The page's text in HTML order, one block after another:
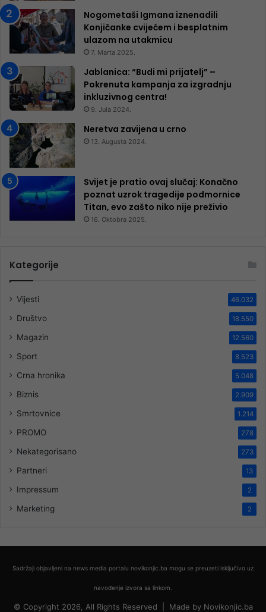
Nogometaši Igmana iznenadili
Konjičanke cvijećem i besplatnim
ulazom na utakmicu
7. Marta 2025.
Jablanica: “Budi mi prijatelj” –
Pokrenuta kampanja za izgradnju
inkluzivnog centra!
9. Jula 2024.
Neretva zavijena u crno
13. Augusta 2024.
Svijet je pratio ovaj slučaj: Konačno
poznat uzrok tragedije podmornice
Titan, evo zašto niko nije preživio
16. Oktobra 2025.
Kategorije
Vijesti 46.032
Društvo 18.550
Magazin 12.560
Sport 8.523
Crna hronika 5.048
Biznis 2.909
Smrtovnice 1.214
PROMO 278
Nekategorisano 273
Partneri 13
Impressum 2
Marketing 2
Sadržaji objavljeni na news media portalu novikonjic.ba mogu se preuzeti isključivo uz
navođenje izvora sa linkom.
© Copyright 2026, All Rights Reserved | Made by Novikonjic.ba